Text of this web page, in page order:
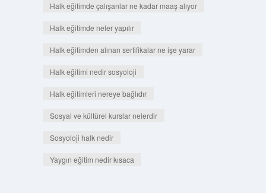
Halk eğitimde çalışanlar ne kadar maaş alıyor
Halk eğitimde neler yapılır
Halk eğitimden alınan sertifikalar ne işe yarar
Halk eğitimi nedir sosyoloji
Halk eğitimleri nereye bağlıdır
Sosyal ve kültürel kurslar nelerdir
Sosyoloji halk nedir
Yaygın eğitim nedir kısaca